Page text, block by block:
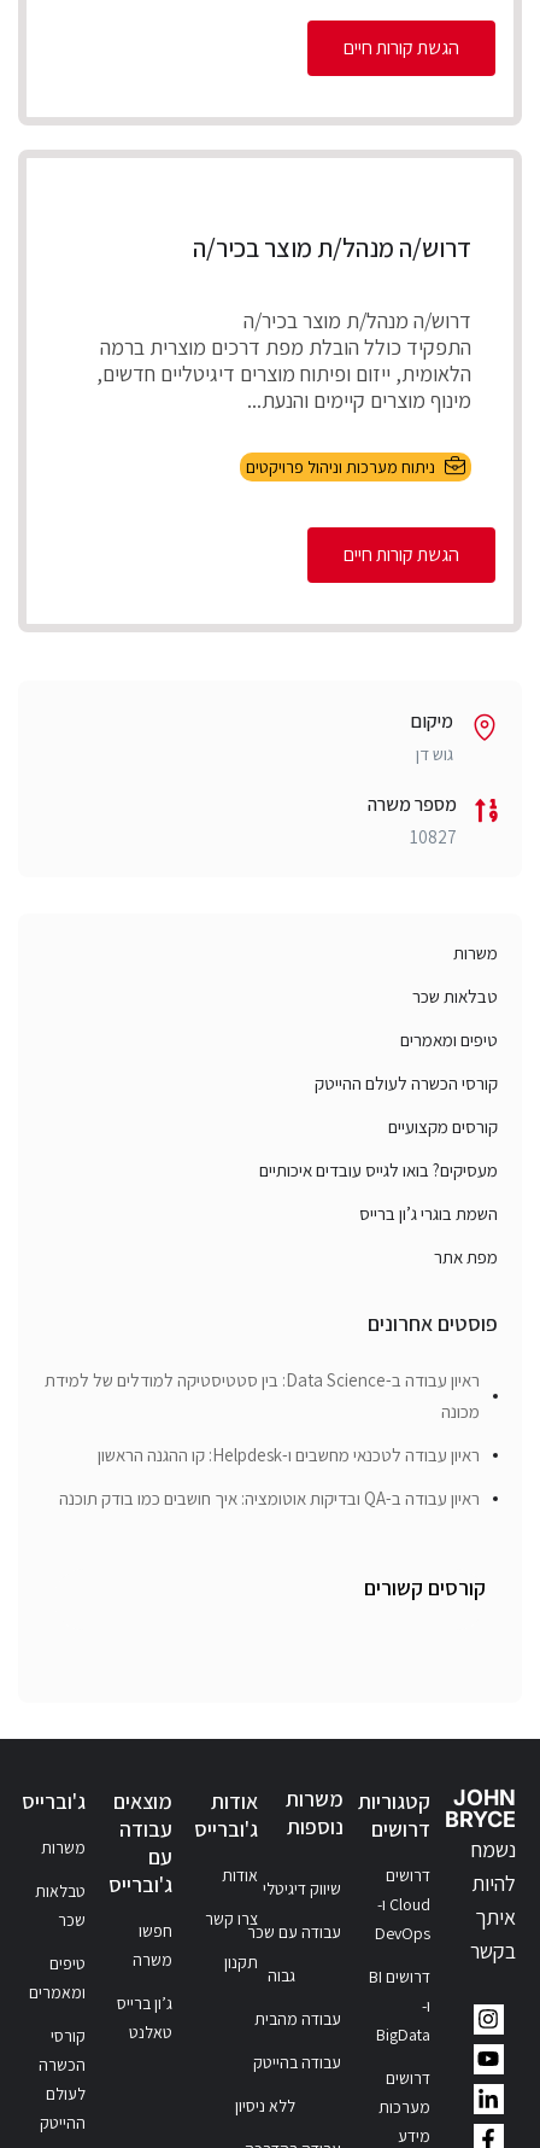
הגשת קורות חיים
דרוש/ה מנהל/ת מוצר בכיר/ה
דרוש/ה מנהל/ת מוצר בכיר/ה
התפקיד כולל הובלת מפת דרכים מוצרית ברמה
הלאומית, ייזום ופיתוח מוצרים דיגיטליים חדשים,
מינוף מוצרים קיימים והנעת...
ניתוח מערכות וניהול פרויקטים
הגשת קורות חיים
מיקום
גוש דן
מספר משרה
10827
משרות
טבלאות שכר
טיפים ומאמרים
קורסי הכשרה לעולם ההייטק
קורסים מקצועיים
מעסיקים? בואו לגייס עובדים איכותיים
השמת בוגרי ג’ון ברייס
מפת אתר
פוסטים אחרונים
ראיון עבודה ב-Data Science: בין סטטיסטיקה למודלים של למידת
מכונה
ראיון עבודה לטכנאי מחשבים ו-Helpdesk: קו ההגנה הראשון
ראיון עבודה ב-QA ובדיקות אוטומציה: איך חושבים כמו בודק תוכנה
קורסים קשורים
JOHN
BRYCE
נשמח
להיות
איתך
בקשר
קטגוריות
דרושים
דרושים
Cloud ו-
DevOps
דרושים BI
ו-
BigData
דרושים
מערכות
מידע
משרות
נוספות
שיווק דיגיטלי
עבודה עם שכר
גבוה
עבודה מהבית
עבודה בהייטק
ללא ניסיון
אודות
ג'וברייס
אודות
צרו קשר
תקנון
מוצאים
עבודה
עם
ג'וברייס
חפשו
משרה
ג’ון ברייס
טאלנט
ג'וברייס
משרות
טבלאות
שכר
טיפים
ומאמרים
קורסי
הכשרה
לעולם
ההייטק